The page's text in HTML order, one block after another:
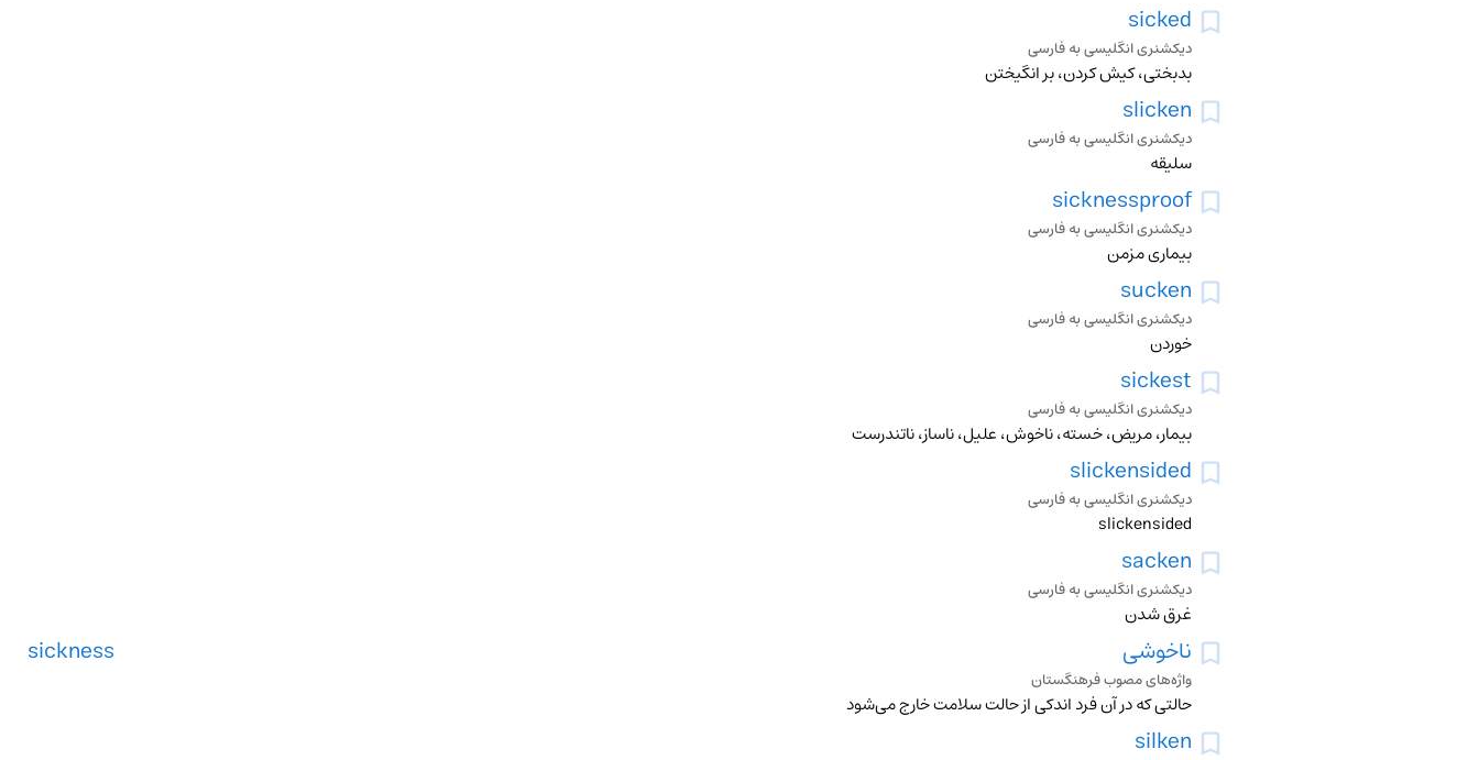
sicked
دیکشنری انگلیسی به فارسی
بدبختی، کیش کردن، بر انگیختن
slicken
دیکشنری انگلیسی به فارسی
سلیقه
sicknessproof
دیکشنری انگلیسی به فارسی
بیماری مزمن
sucken
دیکشنری انگلیسی به فارسی
خوردن
sickest
دیکشنری انگلیسی به فارسی
بیمار، مریض، خسته، ناخوش، علیل، ناساز، ناتندرست
slickensided
دیکشنری انگلیسی به فارسی
slickensided
sacken
دیکشنری انگلیسی به فارسی
غرق شدن
ناخوشی sickness
واژه‌های مصوب فرهنگستان
حالتی که در آن فرد اندکی از حالت سلامت خارج می‌شود
silken